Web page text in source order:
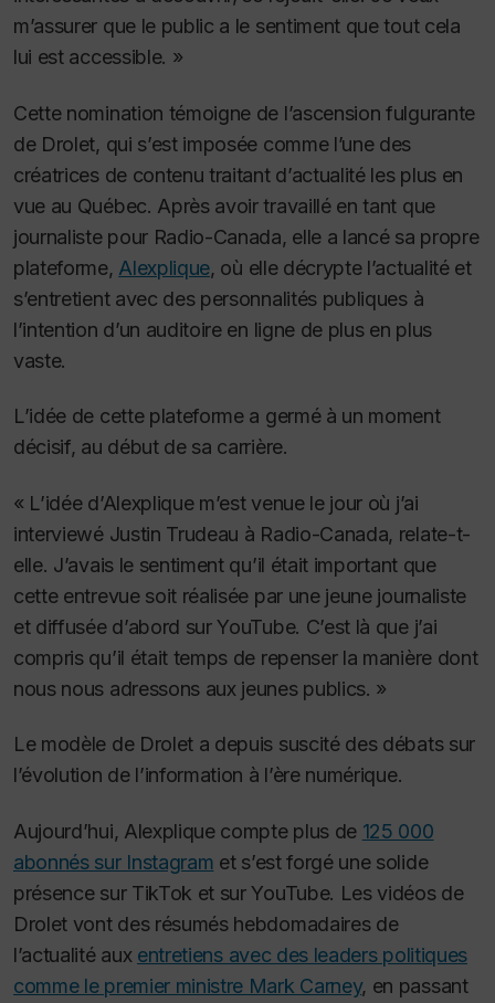
m’assurer que le public a le sentiment que tout cela
lui est accessible. »
Cette nomination témoigne de l’ascension fulgurante
de Drolet, qui s’est imposée comme l’une des
créatrices de contenu traitant d’actualité les plus en
vue au Québec. Après avoir travaillé en tant que
journaliste pour Radio-Canada, elle a lancé sa propre
plateforme, Alexplique, où elle décrypte l’actualité et
s’entretient avec des personnalités publiques à
l’intention d’un auditoire en ligne de plus en plus
vaste.
L’idée de cette plateforme a germé à un moment
décisif, au début de sa carrière.
« L’idée d’Alexplique m’est venue le jour où j’ai
interviewé Justin Trudeau à Radio-Canada, relate-t-
elle. J’avais le sentiment qu’il était important que
cette entrevue soit réalisée par une jeune journaliste
et diffusée d’abord sur YouTube. C’est là que j’ai
compris qu’il était temps de repenser la manière dont
nous nous adressons aux jeunes publics. »
Le modèle de Drolet a depuis suscité des débats sur
l’évolution de l’information à l’ère numérique.
Aujourd’hui, Alexplique compte plus de 125 000
abonnés sur Instagram et s’est forgé une solide
présence sur TikTok et sur YouTube. Les vidéos de
Drolet vont des résumés hebdomadaires de
l’actualité aux entretiens avec des leaders politiques
comme le premier ministre Mark Carney, en passant